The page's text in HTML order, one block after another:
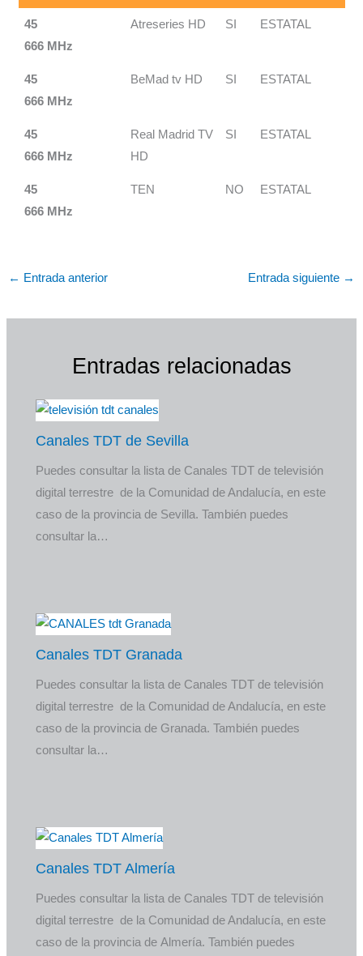
45
666 MHz
Atreseries HD SI ESTATAL
45
666 MHz
BeMad tv HD SI ESTATAL
45
666 MHz
Real Madrid TV
HD
SI ESTATAL
45
666 MHz
TEN NO ESTATAL
← Entrada anterior Entrada siguiente →
Entradas relacionadas
Canales TDT de Sevilla
Puedes consultar la lista de Canales TDT de televisión
digital terrestre de la Comunidad de Andalucía, en este
caso de la provincia de Sevilla. También puedes
consultar la…
Canales TDT Granada
Puedes consultar la lista de Canales TDT de televisión
digital terrestre de la Comunidad de Andalucía, en este
caso de la provincia de Granada. También puedes
consultar la…
Canales TDT Almería
Puedes consultar la lista de Canales TDT de televisión
digital terrestre de la Comunidad de Andalucía, en este
caso de la provincia de Almería. También puedes